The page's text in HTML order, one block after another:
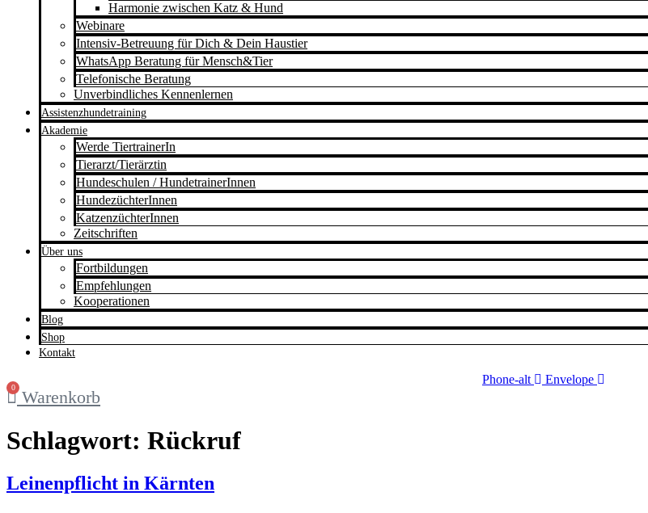
Harmonie zwischen Katz & Hund
Webinare
Intensiv-Betreuung für Dich & Dein Haustier
WhatsApp Beratung für Mensch&Tier
Telefonische Beratung
Unverbindliches Kennenlernen
Assistenzhundetraining
Akademie
Werde TiertrainerIn
Tierarzt/Tierärztin
Hundeschulen / HundetrainerInnen
HundezüchterInnen
KatzenzüchterInnen
Zeitschriften
Über uns
Fortbildungen
Empfehlungen
Kooperationen
Blog
Shop
Kontakt
Phone-alt Envelope
0 Warenkorb
Schlagwort: Rückruf
Leinenpflicht in Kärnten